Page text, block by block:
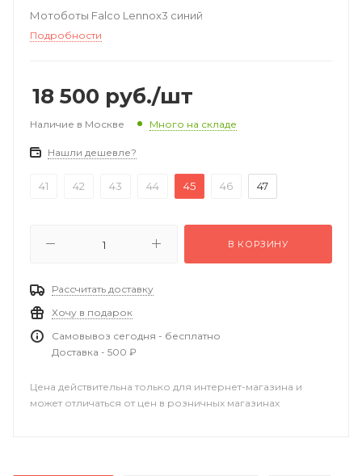
Мотоботы Falco Lennox3 синий
Подробности
18 500 руб./шт
Наличие в Москве Много на складе
Нашли дешевле?
41 42 43 44 45 46 47
В КОРЗИНУ
Рассчитать доставку
Хочу в подарок
Самовывоз сегодня - бесплатно
Доставка - 500 ₽
Цена действительна только для интернет-магазина и
может отличаться от цен в розничных магазинах